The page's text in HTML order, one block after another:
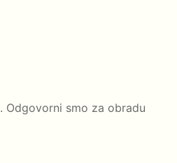
. Odgovorni smo za obradu